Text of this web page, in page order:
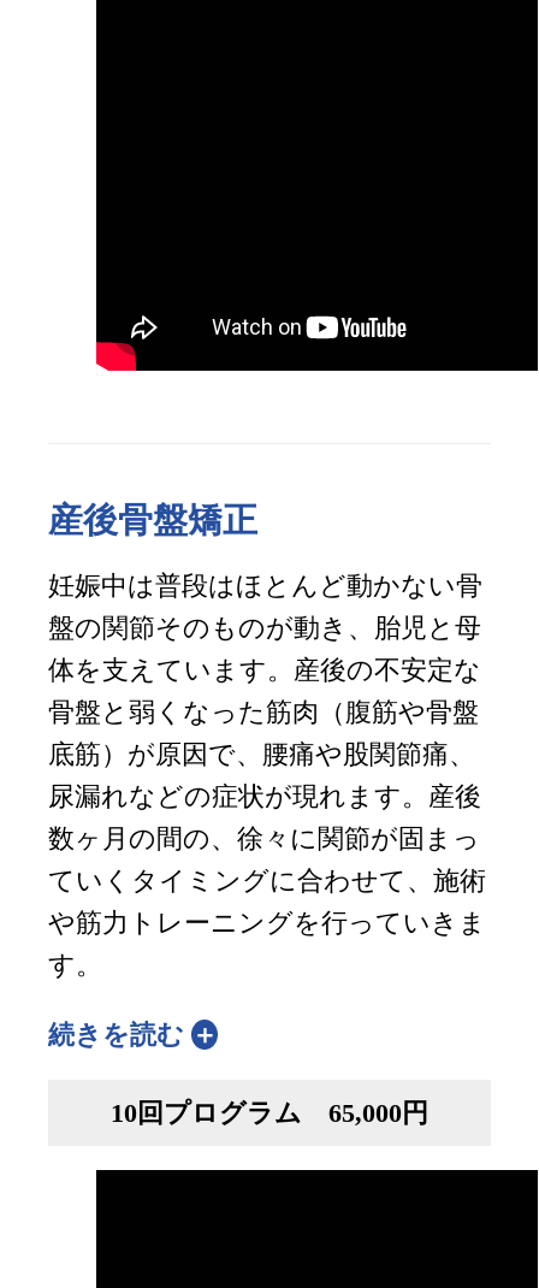
産後骨盤矯正
妊娠中は普段はほとんど動かない骨
盤の関節そのものが動き、胎児と母
体を支えています。産後の不安定な
骨盤と弱くなった筋肉（腹筋や骨盤
底筋）が原因で、腰痛や股関節痛、
尿漏れなどの症状が現れます。産後
数ヶ月の間の、徐々に関節が固まっ
ていくタイミングに合わせて、施術
や筋力トレーニングを行っていきま
す。
続きを読む
10回プログラム 65,000円